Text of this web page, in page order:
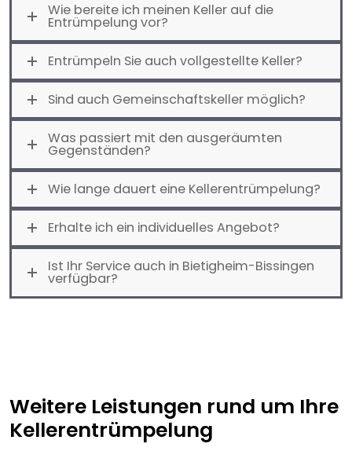
Wie bereite ich meinen Keller auf die
Entrümpelung vor?
Entrümpeln Sie auch vollgestellte Keller?
Sind auch Gemeinschaftskeller möglich?
Was passiert mit den ausgeräumten
Gegenständen?
Wie lange dauert eine Kellerentrümpelung?
Erhalte ich ein individuelles Angebot?
Ist Ihr Service auch in Bietigheim-Bissingen
verfügbar?
Weitere Leistungen rund um Ihre
Kellerentrümpelung